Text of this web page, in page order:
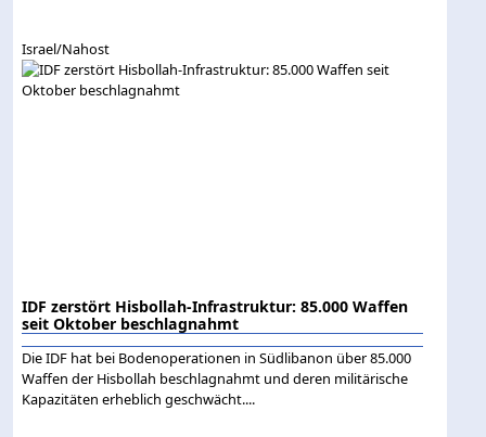
Israel/Nahost
IDF zerstört Hisbollah-Infrastruktur: 85.000 Waffen
seit Oktober beschlagnahmt
Die IDF hat bei Bodenoperationen in Südlibanon über 85.000
Waffen der Hisbollah beschlagnahmt und deren militärische
Kapazitäten erheblich geschwächt....